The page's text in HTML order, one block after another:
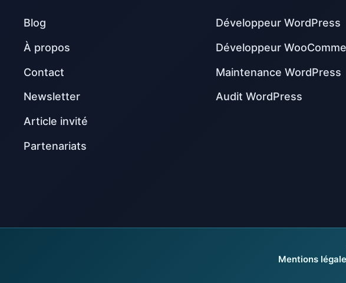
Blog
À propos
Contact
Newsletter
Article invité
Partenariats
Développeur WordPress
Développeur
Maintenance WordPress
Audit WordPress
Mentions